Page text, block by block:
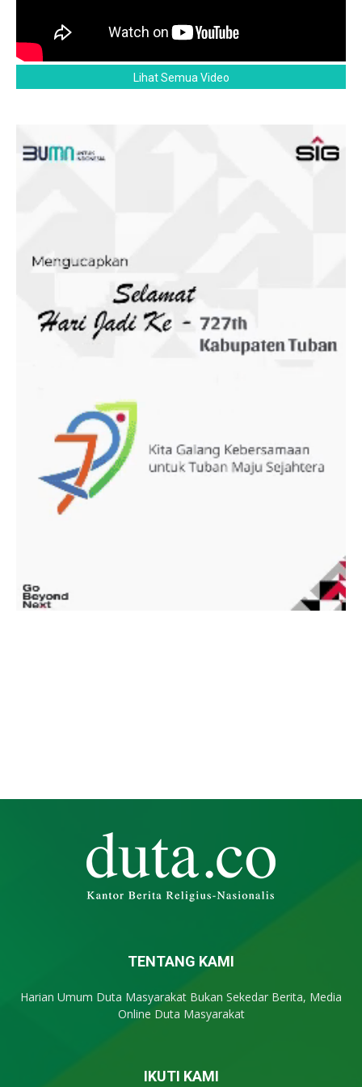
Lihat Semua Video
TENTANG KAMI
Harian Umum Duta Masyarakat Bukan Sekedar Berita, Media
Online Duta Masyarakat
IKUTI KAMI